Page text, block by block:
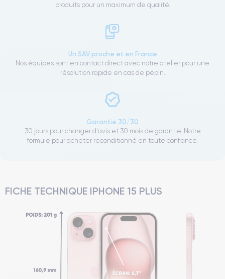
produits pour un maximum de qualité.
Un SAV proche et en France
Nos équipes sont en contact direct avec notre atelier pour une
résolution rapide en cas de pépin.
Garantie 30/30
30 jours pour changer d'avis et 30 mois de garantie. Notre
formule pour acheter reconditionné en toute confiance.
FICHE TECHNIQUE IPHONE 15 PLUS